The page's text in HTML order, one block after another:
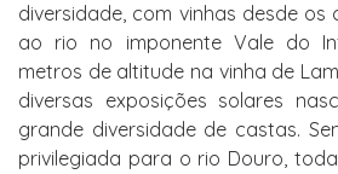
diversidade, com vinhas desde os
ao rio no imponente Vale do
metros de altitude na vinha de
diversas exposições solares
grande diversidade de castas.
privilegiada para o rio Douro,